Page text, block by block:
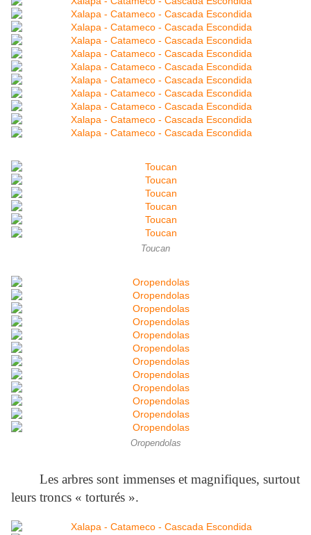
Toucan
Oropendolas
Les arbres sont immenses et magnifiques, surtout
leurs troncs « torturés ».